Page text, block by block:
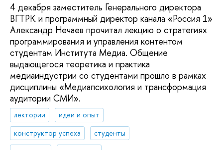
4 декабря заместитель Генерального директора
ВГТРК и программный директор канала «Россия 1»
Александр Нечаев прочитал лекцию о стратегиях
программирования и управления контентом
студентам Института Медиа. Общение
выдающегося теоретика и практика
медиаиндустрии со студентами прошло в рамках
дисциплины «Медиапсихология и трансформация
аудитории СМИ».
лектории
идеи и опыт
конструктор успеха
студенты